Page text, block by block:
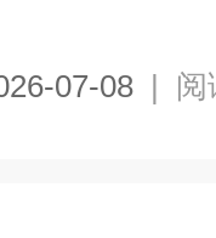
07-08 | 阅